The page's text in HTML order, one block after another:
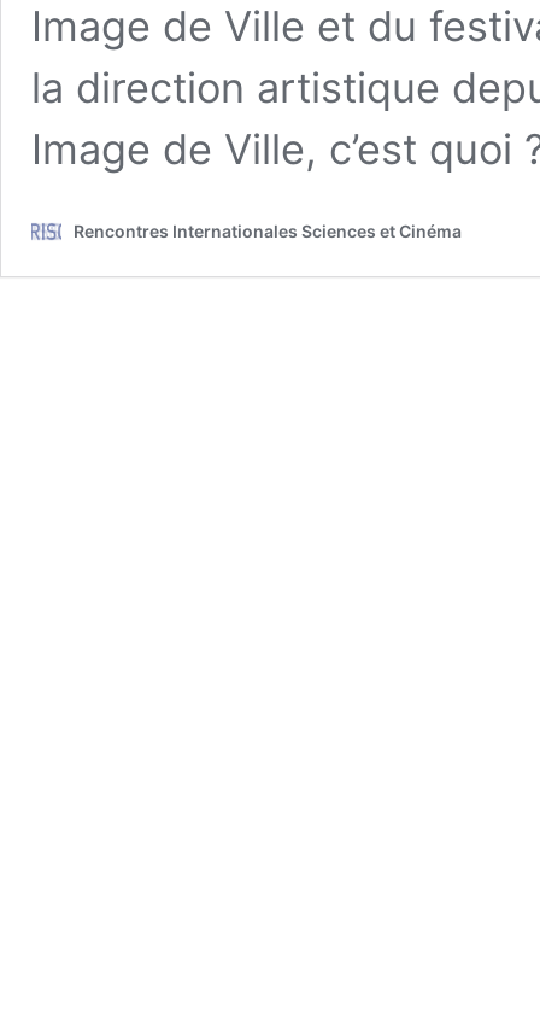
Image de Ville et du
la direction artistique
Image de Ville, c’est
Rencontres Internationales Sciences et Cinéma